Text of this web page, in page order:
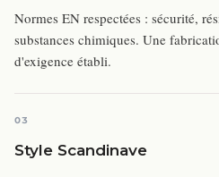
Normes EN respectées : sécurité,
substances chimiques. Une
d'exigence établi.
03
Style Scandinave